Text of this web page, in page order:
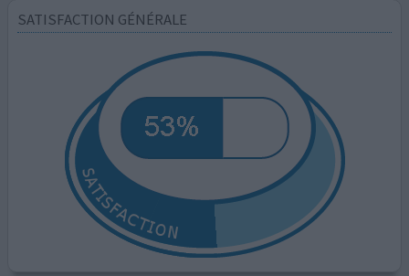
SATISFACTION GÉNÉRALE